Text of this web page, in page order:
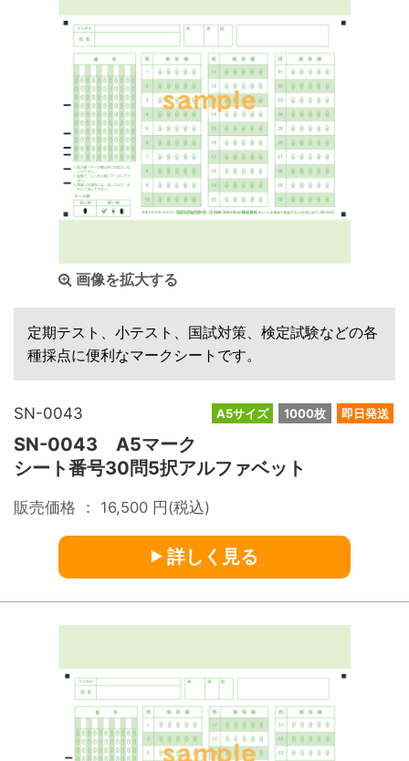
画像を拡大する
定期テスト、小テスト、国試対策、検定試験などの各
種採点に便利なマークシートです。
A5サイズ 1000枚 即日発送
SN-0043
SN-0043 A5マーク
シート番号30問5択アルファベット
販売価格 ： 16,500 円(税込)
詳しく見る